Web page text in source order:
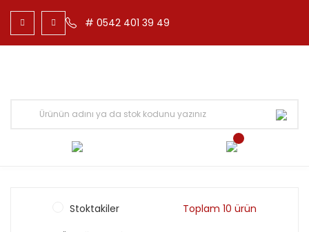
# 0542 401 39 49
Stoktakiler Toplam 10 ürün